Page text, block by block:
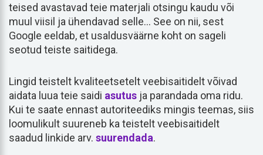
teised avastavad teie materjali otsingu kaudu või
muul viisil ja ühendavad selle... See on nii, sest
Google eeldab, et usaldusväärne koht on sageli
seotud teiste saitidega.
Lingid teistelt kvaliteetsetelt veebisaitidelt võivad
aidata luua teie saidi asutus ja parandada oma ridu.
Kui te saate ennast autoriteediks mingis teemas, siis
loomulikult suureneb ka teistelt veebisaitidelt
saadud linkide arv. suurendada.